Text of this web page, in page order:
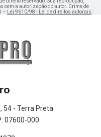
sem a autorização do autor. Crime de
– Lei 9610/98 - Lei de direitos autorais.
54 - Terra Preta
07600-000